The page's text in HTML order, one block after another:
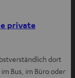
private
dort
Bus, im Büro oder